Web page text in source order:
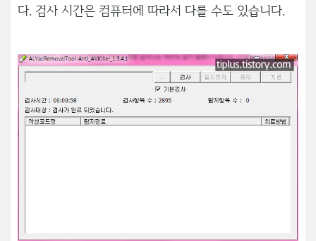
다. 검사 시간은 컴퓨터에 따라서 다를 수도 있습니다.